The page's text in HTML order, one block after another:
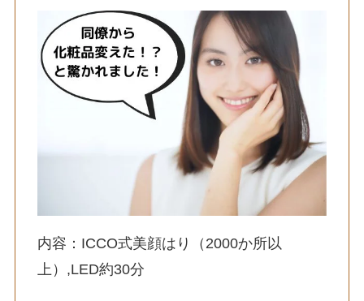
内容：ICCO式美顔はり（2000か所以
上）,LED約30分